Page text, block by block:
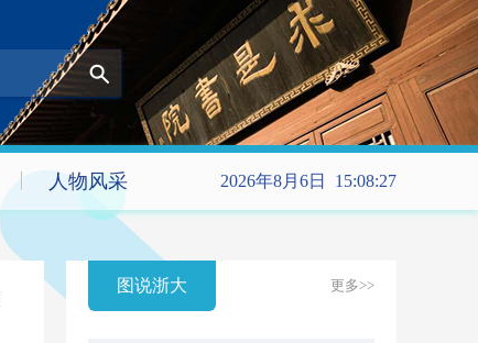
人物风采 2026年8月6日 15:08:28
图说浙大 更多>>